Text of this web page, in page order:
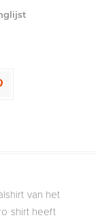
van het
shirt heeft